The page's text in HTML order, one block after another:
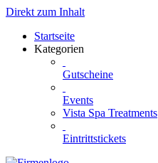
Direkt zum Inhalt
Startseite
Kategorien
Gutscheine
Events
Vista Spa Treatments
Eintrittstickets